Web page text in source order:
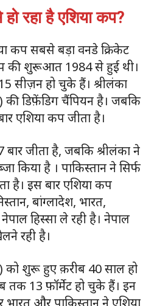
रहा है एशिया कप?
कप सबसे बड़ा वनडे क्रिकेट
की शुरूआत 1984 से हुई थी।
सीज़न हो चुके हैं। श्रीलंका
डिफ़ेंडिग चैंपियन है। जबकि
एशिया कप जीता है।
जीता है, जबकि श्रीलंका ने
किया है । पाकिस्तान ने सिर्फ
है। इस बार एशिया कप
बांग्‍लादेश, भारत,
हिस्सा ले रही है। नेपाल
रही है।
को शुरू हुए क़रीब 40 साल हो
तक 13 फ़ॉर्मेट हो चुके हैं। इन
और पाकिस्तान ने एशिया